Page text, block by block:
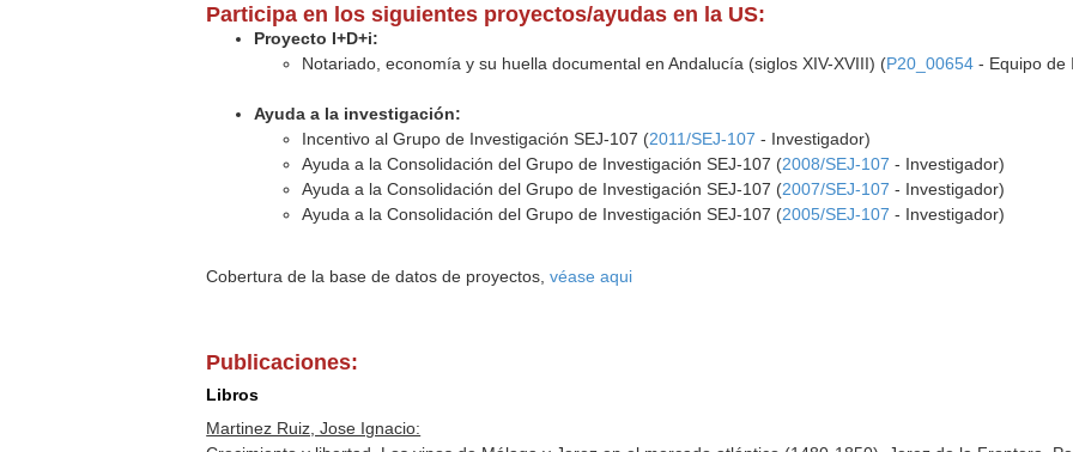
Participa en los siguientes proyectos/ayudas en la US:
Proyecto I+D+i:
Notariado, economía y su huella documental en Andalucía (siglos XIV-XVIII) (P20_00654 - Equipo de
Ayuda a la investigación:
Incentivo al Grupo de Investigación SEJ-107 (2011/SEJ-107 - Investigador)
Ayuda a la Consolidación del Grupo de Investigación SEJ-107 (2008/SEJ-107 - Investigador)
Ayuda a la Consolidación del Grupo de Investigación SEJ-107 (2007/SEJ-107 - Investigador)
Ayuda a la Consolidación del Grupo de Investigación SEJ-107 (2005/SEJ-107 - Investigador)
Cobertura de la base de datos de proyectos,véase aqui
Publicaciones:
Libros
Martinez Ruiz, Jose Ignacio: